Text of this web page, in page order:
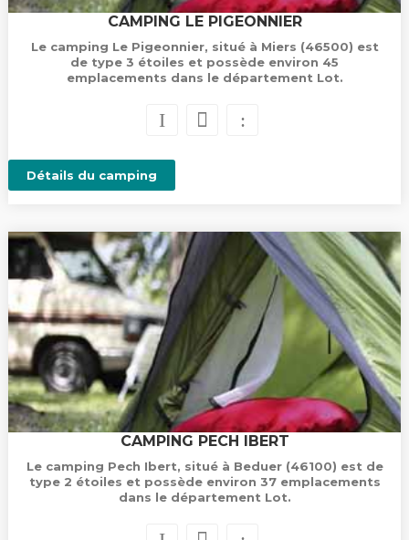
CAMPING LE PIGEONNIER
Le camping Le Pigeonnier, situé à Miers (46500) est
de type 3 étoiles et possède environ 45
emplacements dans le département Lot.
Détails du camping
CAMPING PECH IBERT
Le camping Pech Ibert, situé à Beduer (46100) est de
type 2 étoiles et possède environ 37 emplacements
dans le département Lot.